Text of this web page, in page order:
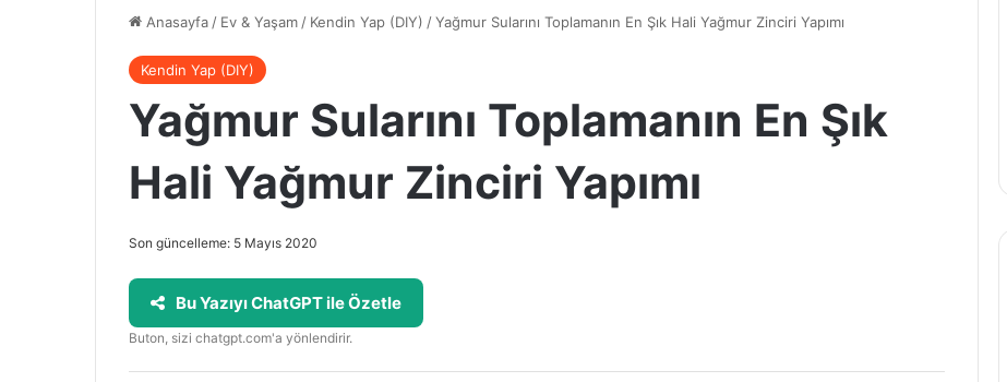
Anasayfa / Ev & Yaşam / Kendin Yap (DIY) /Yağmur Sularını Toplamanın En Şık Hali Yağmur Zinciri Yapımı
Kendin Yap (DIY)
Yağmur Sularını Toplamanın En Şık
Hali Yağmur Zinciri Yapımı
Son güncelleme: 5 Mayıs 2020
Bu Yazıyı ChatGPT ile Özetle
Buton, sizi chatgpt.com'a yönlendirir.